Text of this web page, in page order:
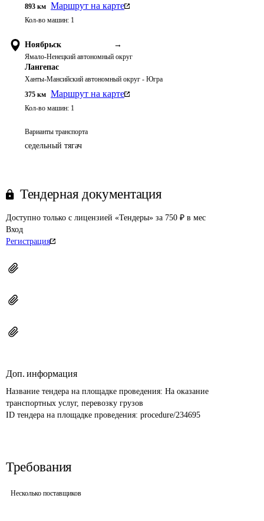
893 км Маршрут на карте
Кол-во машин: 1
Ноябрьск →
Ямало-Ненецкий автономный округ
Лангепас
Ханты-Мансийский автономный округ - Югра
375 км Маршрут на карте
Кол-во машин: 1
Варианты транспорта
седельный тягач
Тендерная документация
Доступно только с лицензией «Тендеры» за 750 ₽ в мес
Вход
Регистрация
Доп. информация
Название тендера на площадке проведения: На оказание
транспортных услуг, перевозку грузов
ID тендера на площадке проведения: procedure/234695
Требования
Несколько поставщиков